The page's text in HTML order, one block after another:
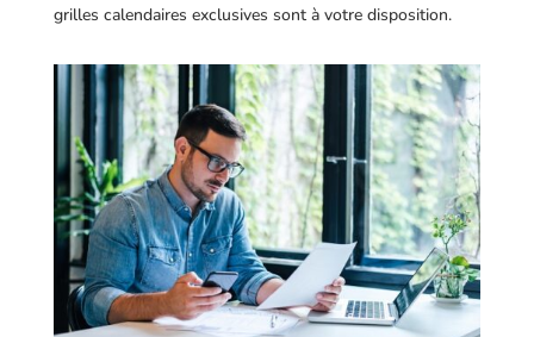
grilles calendaires exclusives sont à votre disposition.